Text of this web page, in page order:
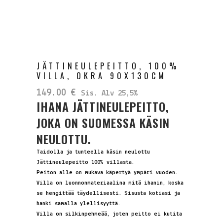
JÄTTINEULEPEITTO, 100%
VILLA, OKRA 90X130CM
149.00 € Sis. Alv 25,5%
IHANA JÄTTINEULEPEITTO,
JOKA ON SUOMESSA KÄSIN
NEULOTTU.
Taidolla ja tunteella käsin neulottu
Jättineulepeitto 100% villasta.
Peiton alle on mukava käpertyä ympäri vuoden.
Villa on luonnonmateriaalina mitä ihanin, koska
se hengittää täydellisesti. Sisusta kotiasi ja
hanki samalla ylellisyyttä.
Villa on silkinpehmeää, joten peitto ei kutita